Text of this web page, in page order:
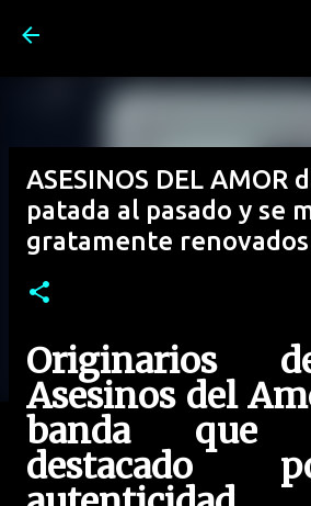
ASESINOS DEL AMOR
patada al pasado y se
gratamente
Originarios
Asesinos del
banda
destacado